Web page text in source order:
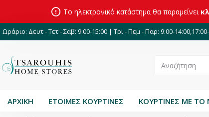
Το ηλεκτρονικό κατάστημα θα παραμείνει
Ωράριο: Δευτ - Τετ - Σαβ: 9:00-15:00 | Τρι - Πεμ - Παρ: 9:00-
ΑΡΧΙΚΗ ΕΤΟΙΜΕΣ ΚΟΥΡΤΙΝΕΣ ΚΟΥΡΤΙΝΕΣ ΜΕ ΤΟ